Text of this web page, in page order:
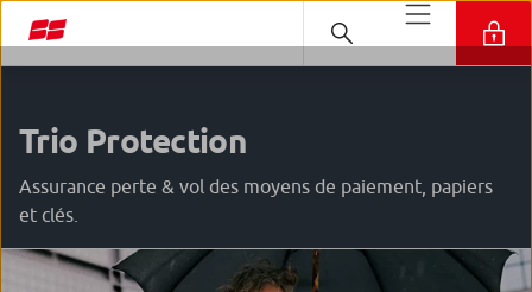
Trio Protection
Assurance perte & vol des moyens de paiement, papiers
et clés.